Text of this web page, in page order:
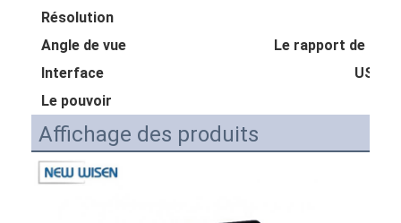
Résolution
Angle de vue
Le rapport de la
Interface
USB,
Le pouvoir
Affichage des produits